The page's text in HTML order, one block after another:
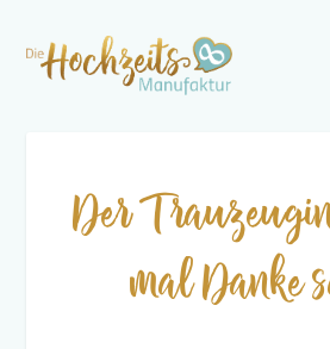
Der
mal Danke